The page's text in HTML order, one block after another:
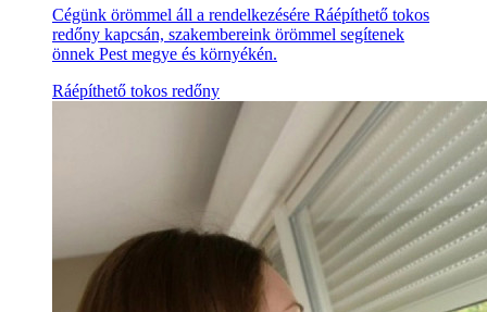
Cégünk örömmel áll a rendelkezésére Ráépíthető tokos
redőny kapcsán, szakembereink örömmel segítenek
önnek Pest megye és környékén.
Ráépíthető tokos redőny